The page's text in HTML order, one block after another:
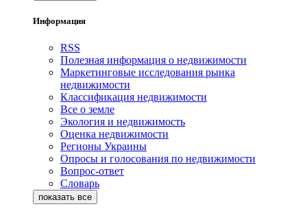
Информация
RSS
Полезная информация о недвижимости
Маркетинговые исследования рынка
недвижимости
Классификация недвижимости
Все о земле
Экология и недвижимость
Оценка недвижимости
Регионы Украины
Опросы и голосования по недвижимости
Вопрос-ответ
Словарь